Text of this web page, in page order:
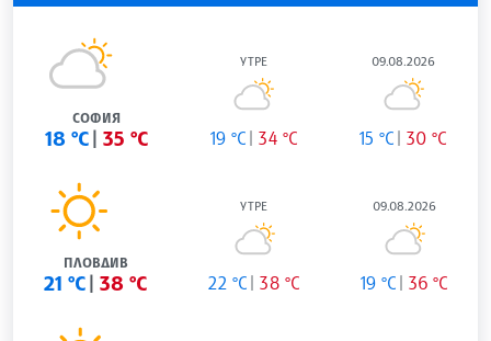
СОФИЯ
18 °C 35 °C
УТРЕ
19 °C 34 °C
09.08.2026
15 °C 30 °C
ПЛОВДИВ
21 °C 38 °C
УТРЕ
22 °C 38 °C
09.08.2026
19 °C 36 °C